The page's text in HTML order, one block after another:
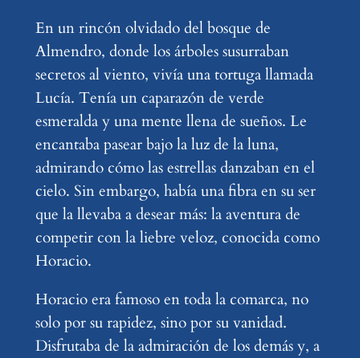
En un rincón olvidado del bosque de
Almendro, donde los árboles susurraban
secretos al viento, vivía una tortuga llamada
Lucía. Tenía un caparazón de verde
esmeralda y una mente llena de sueños. Le
encantaba pasear bajo la luz de la luna,
admirando cómo las estrellas danzaban en el
cielo. Sin embargo, había una fibra en su ser
que la llevaba a desear más: la aventura de
competir con la liebre veloz, conocida como
Horacio.
Horacio era famoso en toda la comarca, no
solo por su rapidez, sino por su vanidad.
Disfrutaba de la admiración de los demás y, a